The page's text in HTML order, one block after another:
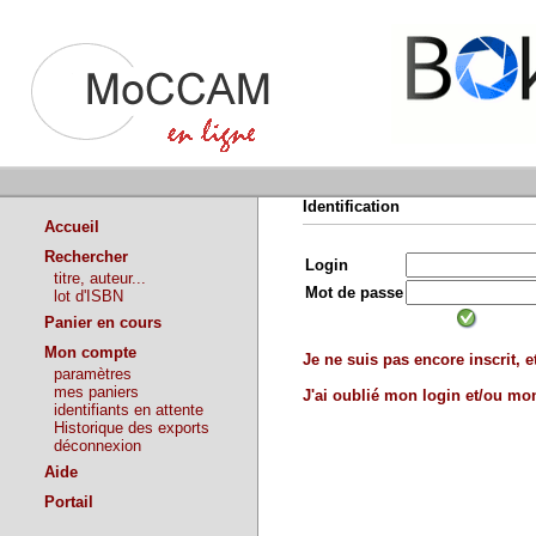
Accueil
Rechercher
titre, auteur...
lot d'ISBN
Panier en cours
Mon compte
paramètres
mes paniers
identifiants en attente
Historique des exports
déconnexion
Aide
Portail
Identification
Login
Mot de passe
Je ne suis pas encore inscrit,
J'ai oublié mon login et/ou